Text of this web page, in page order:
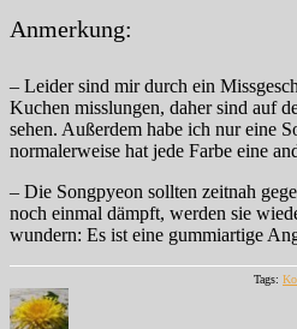
Anmerkung:
– Leider sind mir durch ein
Kuchen misslungen, daher sind auf
sehen. Außerdem habe ich nur eine
normalerweise hat jede Farbe eine
– Die Songpyeon sollten zeitnah
noch einmal dämpft, werden sie
wundern: Es ist eine gummiartige
Tags: